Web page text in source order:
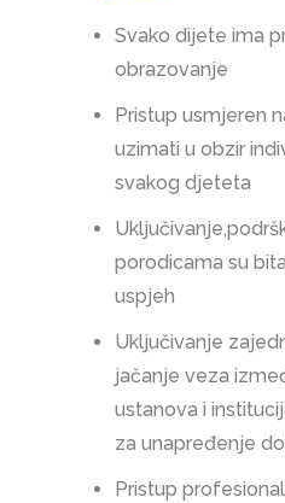
Svako dijete ima
obrazovanje
Pristup usmjeren
uzimati u obzir
svakog djeteta
porodicama su
uspjeh
Uključivanje
jačanje veza
ustanova i
za unapređenje
Pristup